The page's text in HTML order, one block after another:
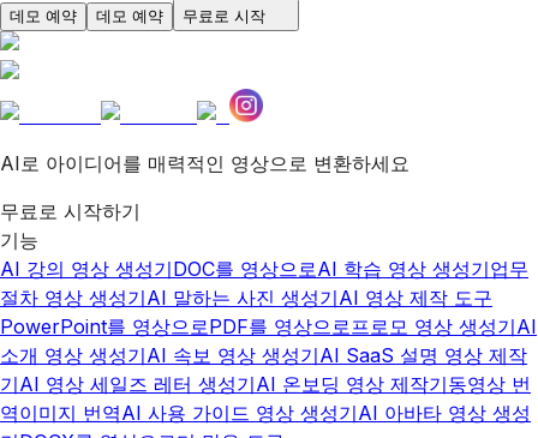
데모 예약 데모 예약 무료로 시작
AI로 아이디어를 매력적인 영상으로 변환하세요
무료로 시작하기
기능
AI 강의 영상 생성기DOC를 영상으로AI 학습 영상 생성기업무
절차 영상 생성기AI 말하는 사진 생성기AI 영상 제작 도구
PowerPoint를 영상으로PDF를 영상으로프로모 영상 생성기AI
소개 영상 생성기AI 속보 영상 생성기AI SaaS 설명 영상 제작
기AI 영상 세일즈 레터 생성기AI 온보딩 영상 제작기동영상 번
역이미지 번역AI 사용 가이드 영상 생성기AI 아바타 영상 생성